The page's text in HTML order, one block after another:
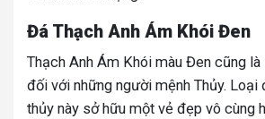
Đá Thạch Anh Ám Khói Đen
Thạch Anh Ám Khói màu Đen cũng
đối với những người mệnh Thủy. Loại
thủy này sở hữu một vẻ đẹp vô cùng